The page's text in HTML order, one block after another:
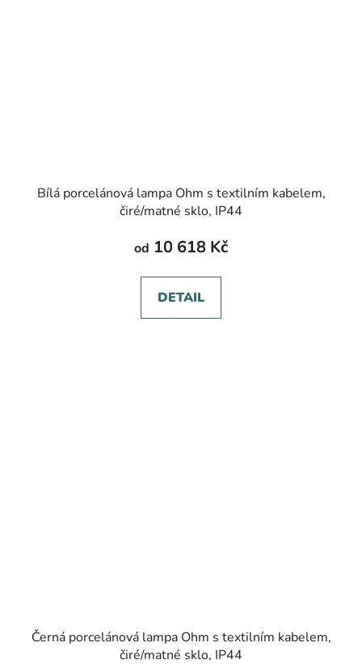
Bílá porcelánová lampa Ohm s textilním kabelem,
čiré/matné sklo, IP44
od 10 618 Kč
DETAIL
Černá porcelánová lampa Ohm s textilním kabelem,
čiré/matné sklo, IP44